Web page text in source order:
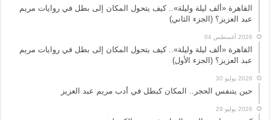
القاهرة «ألف ليلة وليلة».. كيف يتحول المكان إلى بطل في روايات مريم
عبد العزيز؟ (الجزء الثاني)
2026 أغسطس 04
القاهرة «ألف ليلة وليلة».. كيف يتحول المكان إلى بطل في روايات مريم
عبد العزيز؟ (الجزء الأول)
2026 يوليو 30
حين يتنفس الحجر.. المكان كبطل في أدب مريم عبد العزيز
2026 يوليو 29